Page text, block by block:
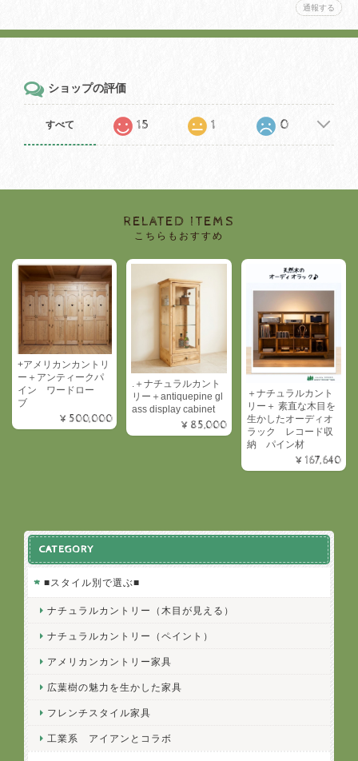
通報する
ショップの評価
すべて 15 1 0
RELATED ITEMS
こちらもおすすめ
+アメリカンカントリ
ー＋アンティークパ
イン ワードロー
ブ
¥500,000
.＋ナチュラルカント
リー＋antiquepine gl
ass display cabinet
¥85,000
＋ナチュラルカント
リー＋ 素直な木目を
生かしたオーディオ
ラック レコード収
納 パイン材
¥167,640
CATEGORY
■スタイル別で選ぶ■
ナチュラルカントリー（木目が見える）
ナチュラルカントリー（ペイント）
アメリカンカントリー家具
広葉樹の魅力を生かした家具
フレンチスタイル家具
工業系 アイアンとコラボ